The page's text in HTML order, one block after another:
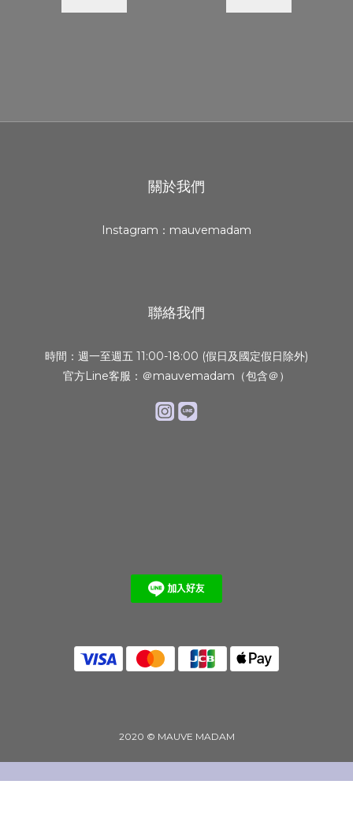
關於我們
Instagram：mauvemadam
聯絡我們
時間：週一至週五 11:00-18:00 (假日及國定假日除外)
官方Line客服：＠mauvemadam（包含＠）
2020 © MAUVE MADAM